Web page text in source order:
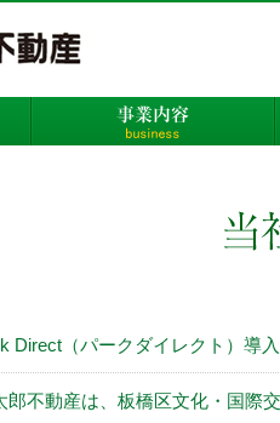
Direct（パークダイレクト）導
不動産は、板橋区文化・国際